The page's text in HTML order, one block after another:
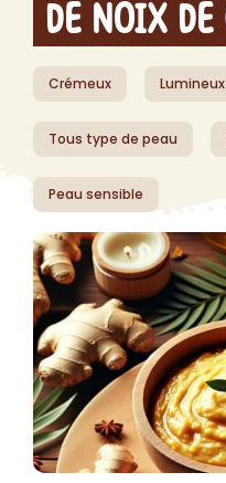
de Noix de
Crémeux Lumineux
Tous type de peau
Peau sensible